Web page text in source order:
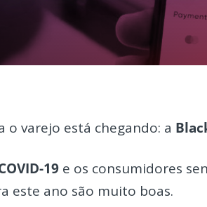
varejo está chegando: a
19 e os consumidores
este ano são muito boas.